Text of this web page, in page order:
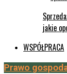
jakie
WSPÓŁPRACA
Prawo